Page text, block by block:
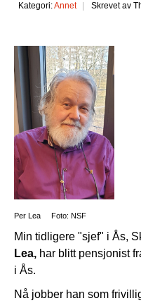
Kategori:Annet Skrevet av
Per Lea Foto: NSF
Min tidligere "sjef" i Ås,
Lea, har blitt pensjonist
i Ås.
Nå jobber han som